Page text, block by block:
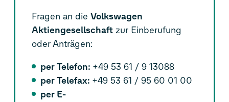
Fragen an die Volkswagen
Aktiengesellschaftzur Einberufung
oder Anträgen:
per Telefon: +49 53 61 / 9 13088
per Telefax: +49 53 61 / 95 60 01 00
per E-